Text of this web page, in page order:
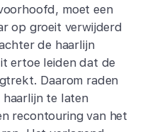
moet een
op groeit verwijderd
de haarlijn
ertoe leiden dat de
Daarom raden
haarlijn te laten
recontouring van het